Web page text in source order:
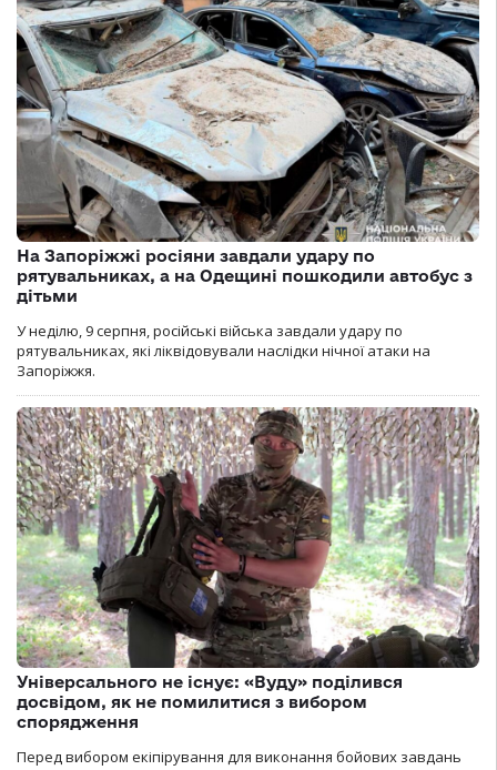
На Запоріжжі росіяни завдали удару по
рятувальниках, а на Одещині пошкодили автобус з
дітьми
У неділю, 9 серпня, російські війська завдали удару по
рятувальниках, які ліквідовували наслідки нічної атаки на
Запоріжжя.
Універсального не існує: «Вуду» поділився
досвідом, як не помилитися з вибором
спорядження
Перед вибором екіпірування для виконання бойових завдань